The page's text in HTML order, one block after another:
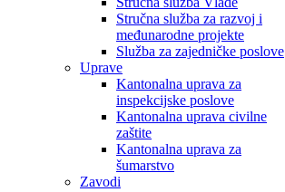
Stručna služba za razvoj i
međunarodne projekte
Služba za zajedničke poslove
Uprave
Kantonalna uprava za
inspekcijske poslove
Kantonalna uprava civilne
zaštite
Kantonalna uprava za
šumarstvo
Zavodi